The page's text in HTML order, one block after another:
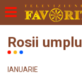
Rosii
IANUARIE